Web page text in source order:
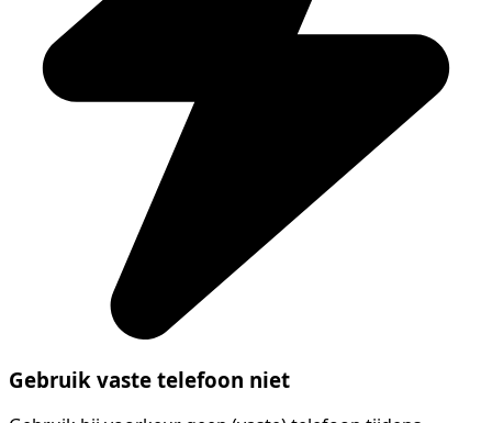
Gebruik vaste telefoon niet